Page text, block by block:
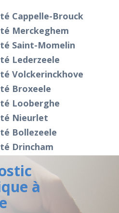
Cappelle-Brouck
Merckeghem
Saint-Momelin
Lederzeele
Volckerinckhove
Broxeele
Looberghe
Nieurlet
Bollezeele
Drincham
à